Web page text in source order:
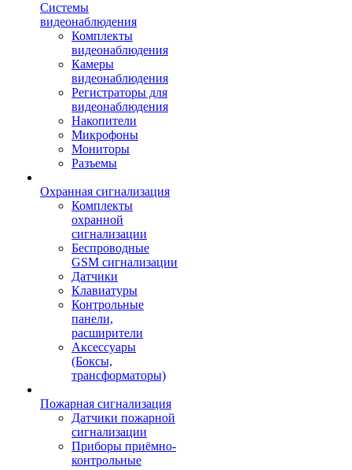
Системы
видеонаблюдения
Комплекты
видеонаблюдения
Камеры
видеонаблюдения
Регистраторы для
видеонаблюдения
Накопители
Микрофоны
Мониторы
Разъемы
Охранная сигнализация
Комплекты
охранной
сигнализации
Беспроводные
GSM сигнализации
Датчики
Клавиатуры
Контрольные
панели,
расширители
Аксессуары
(Боксы,
трансформаторы)
Пожарная сигнализация
Датчики пожарной
сигнализации
Приборы приёмно-
контрольные